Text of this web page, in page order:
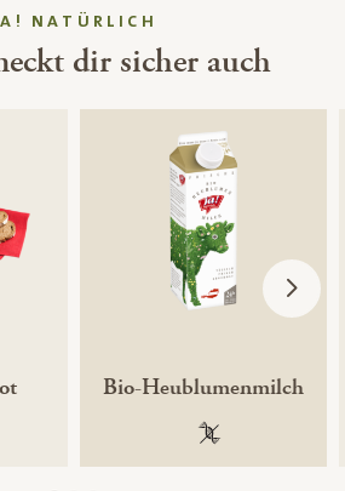
NATÜRLICH
dir sicher auch
Bio-Heublumenmilch
100 %